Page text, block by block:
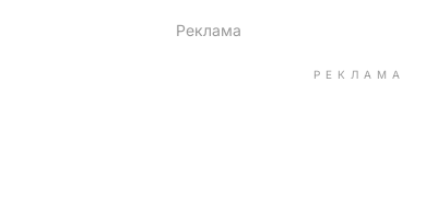
РЕКЛАМА